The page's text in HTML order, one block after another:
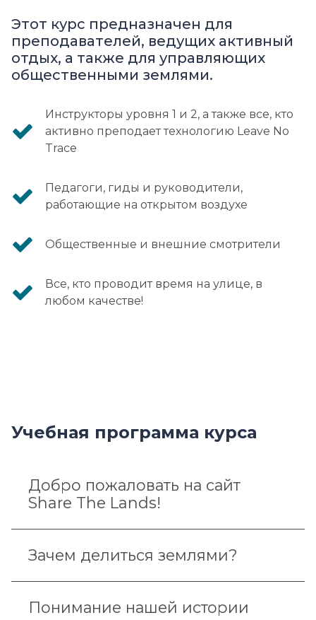
Этот курс предназначен для
преподавателей, ведущих активный
отдых, а также для управляющих
общественными землями.
Инструкторы уровня 1 и 2, а также все, кто
активно преподает технологию Leave No
Trace
Педагоги, гиды и руководители,
работающие на открытом воздухе
Общественные и внешние смотрители
Все, кто проводит время на улице, в
любом качестве!
Учебная программа курса
Добро пожаловать на сайт
Share The Lands!
Зачем делиться землями?
Понимание нашей истории